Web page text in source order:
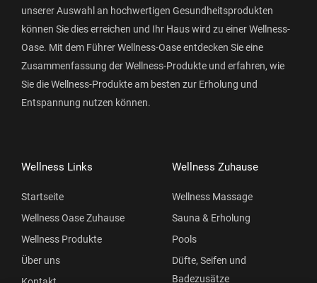
unserer Auswahl an hochwertigen Gesundheitsprodukten
können Sie dies erreichen und Ihr Haus wird zu einer Wellness-
Oase. Mit dem Führer Wellness-Oase entdecken Sie eine
Zusammenfassung der Wellness-Produkte und erfahren, wie
Sie die Wellness-Produkte am besten zur Erholung und
Entspannung nutzen können.
Wellness Links
Startseite
Wellness Oase Zuhause
Wellness Produkte
Über uns
Wellness Zuhause
Wellness Massage
Sauna & Erholung
Pools
Düfte, Seifen und
Badezusätze